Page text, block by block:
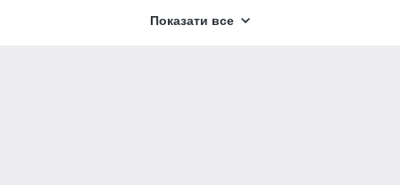
гарантує довговічність і максимальну продуктивність
Показати все